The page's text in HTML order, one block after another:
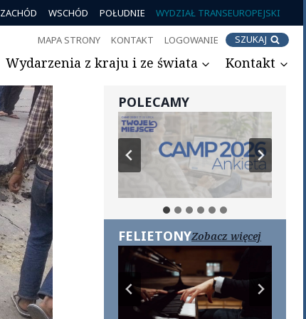
ZACHÓD WSCHÓD POŁUDNIE WYDZIAŁ TRANSEUROPEJSKI
MAPA STRONY KONTAKT LOGOWANIE SZUKAJ
Wydarzenia z kraju i ze świata Kontakt
POLECAMY
FELIETONYZobacz więcej